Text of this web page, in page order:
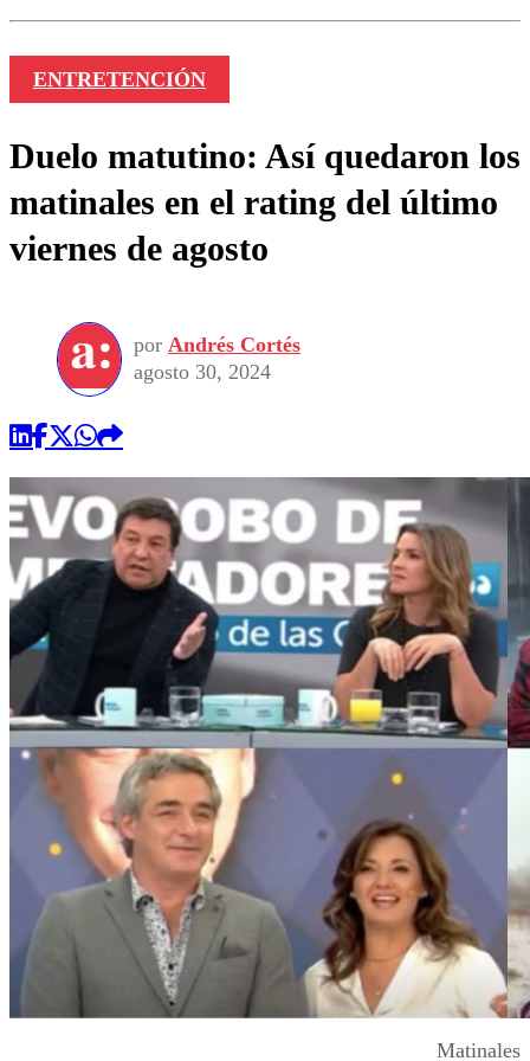
ENTRETENCIÓN
Duelo matutino: Así quedaron los
matinales en el rating del último
viernes de agosto
por Andrés Cortés
agosto 30, 2024
Matinales